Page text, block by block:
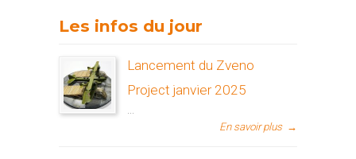
Les infos du jour
Lancement du Zveno
Project janvier 2025
...
En savoir plus →